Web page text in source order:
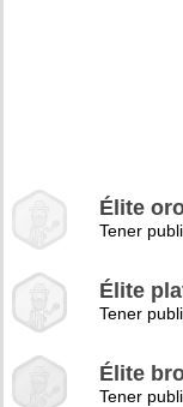
Élite
Tener
Élite
Tener
Élite
Tener